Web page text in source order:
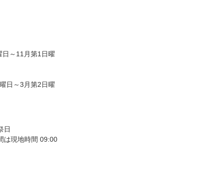
～11月第1日曜
日～3月第2日曜
日
は現地時間 09:00